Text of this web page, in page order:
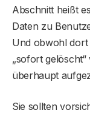
Abschnitt heißt
Daten zu
Und obwohl dort
„sofort gelöscht“
überhaupt
Sie sollten